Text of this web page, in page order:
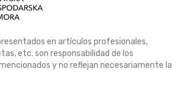
en artículos profesionales,
etc. son responsabilidad de los
y no reflejan necesariamente la